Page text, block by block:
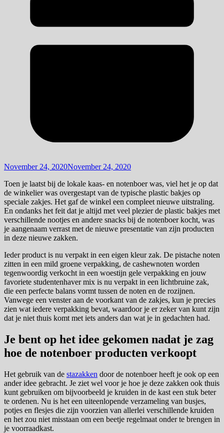
November 24, 2020November 24, 2020
Toen je laatst bij de lokale kaas- en notenboer was, viel het je op dat
de winkelier was overgestapt van de typische plastic bakjes op
speciale zakjes. Het gaf de winkel een compleet nieuwe uitstraling.
En ondanks het feit dat je altijd met veel plezier de plastic bakjes met
verschillende nootjes en andere snacks bij de notenboer kocht, was
je aangenaam verrast met de nieuwe presentatie van zijn producten
in deze nieuwe zakken.
Ieder product is nu verpakt in een eigen kleur zak. De pistache noten
zitten in een mild groene verpakking, de cashewnoten worden
tegenwoordig verkocht in een woestijn gele verpakking en jouw
favoriete studentenhaver mix is nu verpakt in een lichtbruine zak,
die een perfecte balans vormt tussen de noten en de rozijnen.
Vanwege een venster aan de voorkant van de zakjes, kun je precies
zien wat iedere verpakking bevat, waardoor je er zeker van kunt zijn
dat je niet thuis komt met iets anders dan wat je in gedachten had.
Je bent op het idee gekomen nadat je zag
hoe de notenboer producten verkoopt
Het gebruik van de stazakken door de notenboer heeft je ook op een
ander idee gebracht. Je ziet wel voor je hoe je deze zakken ook thuis
kunt gebruiken om bijvoorbeeld je kruiden in de kast een stuk beter
te ordenen. Nu is het een uiteenlopende verzameling van busjes,
potjes en flesjes die zijn voorzien van allerlei verschillende kruiden
en het zou niet misstaan om een beetje regelmaat onder te brengen in
je voorraadkast.